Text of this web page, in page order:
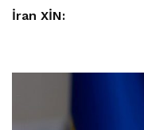
İran XİN: